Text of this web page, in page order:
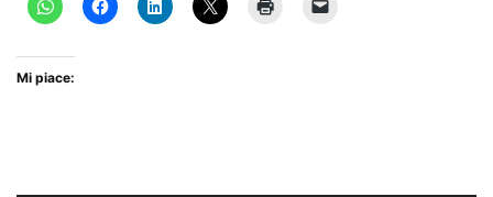
Mi piace: